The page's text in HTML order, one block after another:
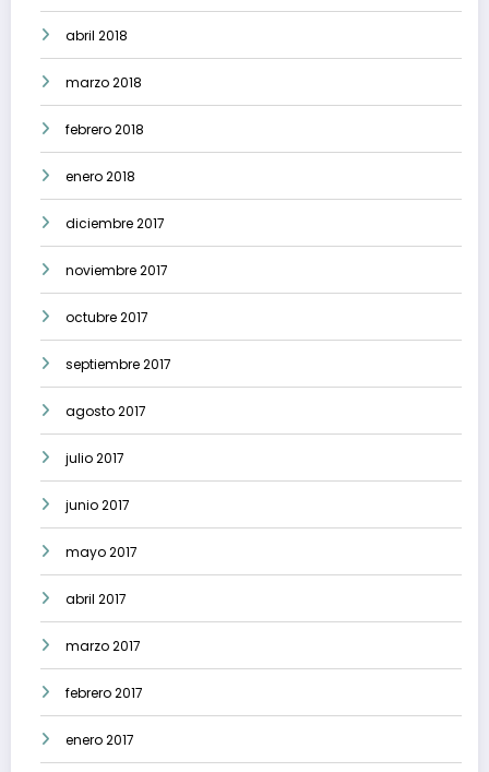
abril 2018
marzo 2018
febrero 2018
enero 2018
diciembre 2017
noviembre 2017
octubre 2017
septiembre 2017
agosto 2017
julio 2017
junio 2017
mayo 2017
abril 2017
marzo 2017
febrero 2017
enero 2017